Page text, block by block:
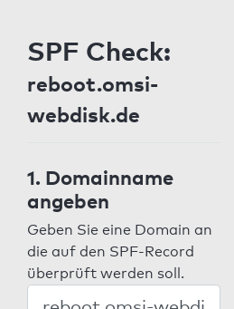
SPF Check:
reboot.omsi-
webdisk.de
1. Domainname
angeben
Geben Sie eine Domain an
die auf den SPF-Record
überprüft werden soll.